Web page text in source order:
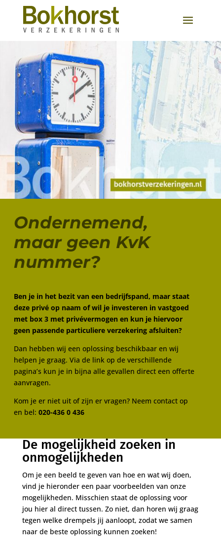
Ondernemend,
maar geen KvK
nummer?
Ben je in het bezit van een bedrijfspand, maar staat
deze privé op naam of wil je investeren in vastgoed
met box 3 met privévermogen en kun je hiervoor
geen passende particuliere verzekering afsluiten?
Dan hebben wij een oplossing beschikbaar en wij
helpen je graag. Via de link op de verschillende
pagina’s kun je in bijna alle gevallen direct een offerte
aanvragen.
Kom je er niet uit of zijn er vragen? Neem contact op
en bel: 020-436 0 436
De mogelijkheid zoeken in
onmogelijkheden
Om je een beeld te geven van hoe en wat wij doen,
vind je hieronder een paar voorbeelden van onze
mogelijkheden. Misschien staat de oplossing voor
jou hier al direct tussen. Zo niet, dan horen wij graag
tegen welke drempels jij aanloopt, zodat we samen
naar de beste oplossing kunnen zoeken!